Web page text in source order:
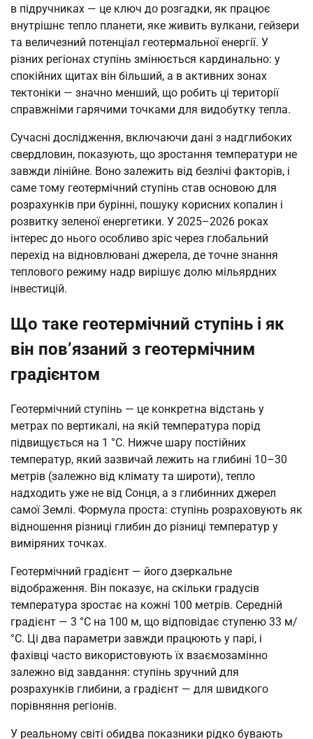
в підручниках — це ключ до розгадки, як працює
внутрішнє тепло планети, яке живить вулкани, гейзери
та величезний потенціал геотермальної енергії. У
різних регіонах ступінь змінюється кардинально: у
спокійних щитах він більший, а в активних зонах
тектоніки — значно менший, що робить ці території
справжніми гарячими точками для видобутку тепла.
Сучасні дослідження, включаючи дані з надглибоких
свердловин, показують, що зростання температури не
завжди лінійне. Воно залежить від безлічі факторів, і
саме тому геотермічний ступінь став основою для
розрахунків при бурінні, пошуку корисних копалин і
розвитку зеленої енергетики. У 2025–2026 роках
інтерес до нього особливо зріс через глобальний
перехід на відновлювані джерела, де точне знання
теплового режиму надр вирішує долю мільярдних
інвестицій.
Що таке геотермічний ступінь і як
він пов’язаний з геотермічним
градієнтом
Геотермічний ступінь — це конкретна відстань у
метрах по вертикалі, на якій температура порід
підвищується на 1 °C. Нижче шару постійних
температур, який зазвичай лежить на глибині 10–30
метрів (залежно від клімату та широти), тепло
надходить уже не від Сонця, а з глибинних джерел
самої Землі. Формула проста: ступінь розраховують як
відношення різниці глибин до різниці температур у
виміряних точках.
Геотермічний градієнт — його дзеркальне
відображення. Він показує, на скільки градусів
температура зростає на кожні 100 метрів. Середній
градієнт — 3 °C на 100 м, що відповідає ступеню 33 м/
°C. Ці два параметри завжди працюють у парі, і
фахівці часто використовують їх взаємозамінно
залежно від завдання: ступінь зручний для
розрахунків глибини, а градієнт — для швидкого
порівняння регіонів.
У реальному світі обидва показники рідко бувають